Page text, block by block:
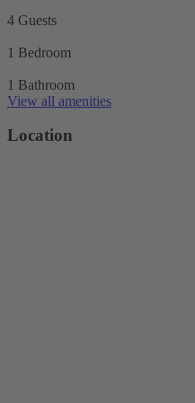
4 Guests
1 Bedroom
1 Bathroom
View all amenities
Location